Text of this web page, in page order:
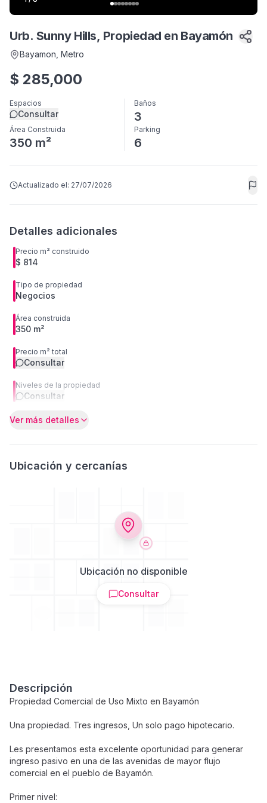
Urb. Sunny Hills, Propiedad en Bayamón
Bayamon , Metro
$ 285,000
Espacios
Consultar
Baños
3
Área Construida
350 m²
Parking
6
Actualizado el: 27/07/2026
Detalles adicionales
Precio m² construido
$ 814
Tipo de propiedad
Negocios
Área construida
350 m²
Precio m² total
Consultar
Niveles de la propiedad
Consultar
Ver más detalles
Ubicación y cercanías
Ubicación no disponible
Consultar
Descripción
Propiedad Comercial de Uso Mixto en Bayamón
Una propiedad. Tres ingresos, Un solo pago hipotecario.
Les presentamos esta excelente oportunidad para generar
ingreso pasivo en una de las avenidas de mayor flujo
comercial en el pueblo de Bayamón.
Primer nivel: